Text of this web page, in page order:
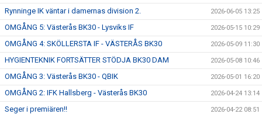
Rynninge IK väntar i damernas division 2. 2026-06-05 13:25
OMGÅNG 5: Västerås BK30 - Lysviks IF 2026-05-15 10:29
OMGÅNG 4: SKÖLLERSTA IF - VÄSTERÅS BK30 2026-05-09 11:30
HYGIENTEKNIK FORTSÄTTER STÖDJA BK30 DAM 2026-05-08 10:46
OMGÅNG 3: Västerås BK30 - QBIK 2026-05-01 16:20
OMGÅNG 2: IFK Hallsberg - Västerås BK30 2026-04-24 13:14
Seger i premiären!! 2026-04-22 08:51